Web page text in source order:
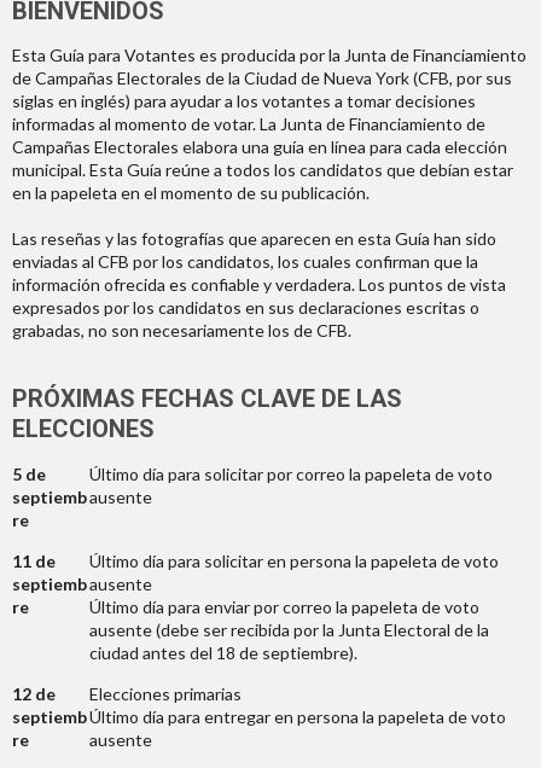
BIENVENIDOS
Esta Guía para Votantes es producida por la Junta de Financiamiento
de Campañas Electorales de la Ciudad de Nueva York (CFB, por sus
siglas en inglés) para ayudar a los votantes a tomar decisiones
informadas al momento de votar. La Junta de Financiamiento de
Campañas Electorales elabora una guía en línea para cada elección
municipal. Esta Guía reúne a todos los candidatos que debían estar
en la papeleta en el momento de su publicación.
Las reseñas y las fotografías que aparecen en esta Guía han sido
enviadas al CFB por los candidatos, los cuales confirman que la
información ofrecida es confiable y verdadera. Los puntos de vista
expresados por los candidatos en sus declaraciones escritas o
grabadas, no son necesariamente los de CFB.
PRÓXIMAS FECHAS CLAVE DE LAS
ELECCIONES
5 de
septiemb
re
Último día para solicitar por correo la papeleta de voto
ausente
11 de
septiemb
re
Último día para solicitar en persona la papeleta de voto
ausente
Último día para enviar por correo la papeleta de voto
ausente (debe ser recibida por la Junta Electoral de la
ciudad antes del 18 de septiembre).
12 de
septiemb
re
Elecciones primarias
Último día para entregar en persona la papeleta de voto
ausente